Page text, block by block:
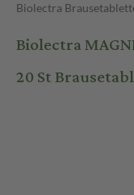
Biolectra
Biolectra
20 St